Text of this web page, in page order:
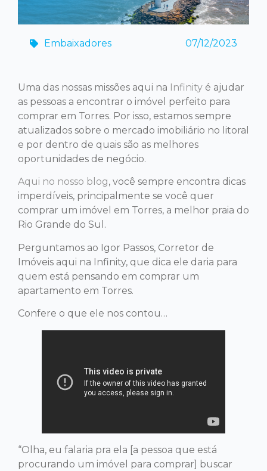
Embaixadores 07/12/2023
Uma das nossas missões aqui na Infinity é ajudar
as pessoas a encontrar o imóvel perfeito para
comprar em Torres. Por isso, estamos sempre
atualizados sobre o mercado imobiliário no litoral
e por dentro de quais são as melhores
oportunidades de negócio.
Aqui no nosso blog, você sempre encontra dicas
imperdíveis, principalmente se você quer
comprar um imóvel em Torres, a melhor praia do
Rio Grande do Sul.
Perguntamos ao Igor Passos, Corretor de
Imóveis aqui na Infinity, que dica ele daria para
quem está pensando em comprar um
apartamento em Torres.
Confere o que ele nos contou…
“Olha, eu falaria pra ela [a pessoa que está
procurando um imóvel para comprar] buscar